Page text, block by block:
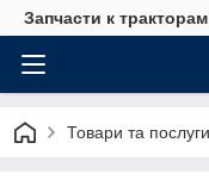
Запчасти к
Товари та послуги